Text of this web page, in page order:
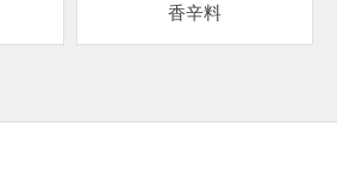
香辛料